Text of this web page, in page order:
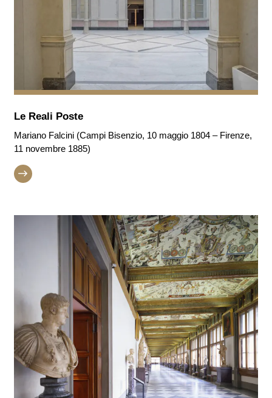
Le Reali Poste
Mariano Falcini (Campi Bisenzio, 10 maggio 1804 – Firenze,
11 novembre 1885)